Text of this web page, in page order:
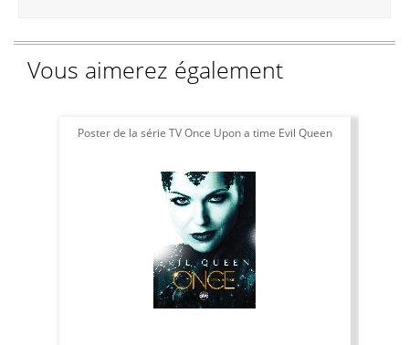
Vous aimerez également
Poster de la série TV Once Upon a time Evil Queen